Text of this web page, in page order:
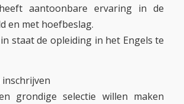
aantoonbare ervaring in de
en met hoefbeslag.
staat de opleiding in het Engels te
grondige selectie willen maken